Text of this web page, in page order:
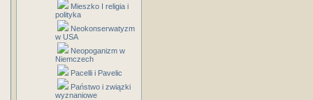
Mieszko I religia i
polityka
Neokonserwatyzm
w USA
Neopoganizm w
Niemczech
Pacelli i Pavelic
Państwo i związki
wyznaniowe